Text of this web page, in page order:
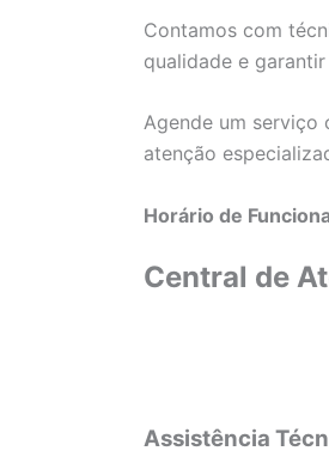
Contamos com
qualidade e
Agende um serviço
atenção
Horário de
Central de
Assistência